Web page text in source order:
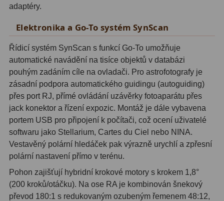
Filtrová kola a rámy
Rovnače a reduktory13
Zaostření11
ADC, Tilting14
Rotátory34
Komponenty
Helical výtahy11
Okulárové výtahy44
Adaptéry k okulárovým
výtahům8
adaptéry.
Elektronika a Go-To systém SynScan
Řídicí systém SynScan s funkcí Go-To umožňuje
automatické navádění na tisíce objektů v databázi
pouhým zadáním cíle na ovladači. Pro astrofotografy je
zásadní podpora automatického guidingu (autoguiding)
přes port RJ, přímé ovládání uzávěrky fotoaparátu přes
jack konektor a řízení expozic. Montáž je dále vybavena
portem USB pro připojení k počítači, což ocení uživatelé
softwaru jako Stellarium, Cartes du Ciel nebo NINA.
Vestavěný polární hledáček pak výrazně urychlí a zpřesní
polární nastavení přímo v terénu.
Pohon zajišťují hybridní krokové motory s krokem 1,8°
(200 kroků/otáčku). Na ose RA je kombinován šnekový
převod 180:1 s redukovaným ozubeným řemenem 48:12,